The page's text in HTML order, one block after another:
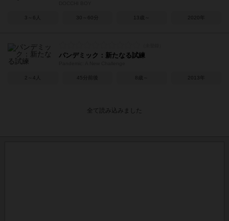
3～6人 30～60分 13歳～ 2020年
パンデミック：新たなる試練
2～4人 45分前後 8歳～ 2013年